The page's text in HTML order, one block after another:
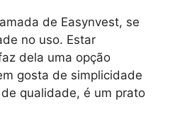
de Easynvest, se
no uso. Estar
dela uma opção
gosta de simplicidade
qualidade, é um prato